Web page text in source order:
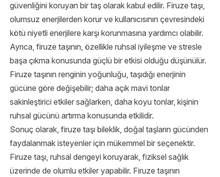
güvenliğini koruyan bir taş olarak kabul edilir. Firuze taşı,
olumsuz enerjilerden korur ve kullanıcısının çevresindeki
kötü niyetli enerjilere karşı korunmasına yardımcı olabilir.
Ayrıca, firuze taşının, özellikle ruhsal iyileşme ve stresle
başa çıkma konusunda güçlü bir etkisi olduğu düşünülür.
Firuze taşının renginin yoğunluğu, taşıdığı enerjinin
gücüne göre değişebilir; daha açık mavi tonlar
sakinleştirici etkiler sağlarken, daha koyu tonlar, kişinin
ruhsal gücünü artırma konusunda etkilidir.
Sonuç olarak, firuze taşı bileklik, doğal taşların gücünden
faydalanmak isteyenler için mükemmel bir seçenektir.
Firuze taşı, ruhsal dengeyi koruyarak, fiziksel sağlık
üzerinde de olumlu etkiler yapabilir. Firuze taşının